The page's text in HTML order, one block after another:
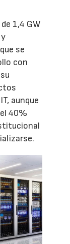
1,4 GW
se
con
aunque
40%